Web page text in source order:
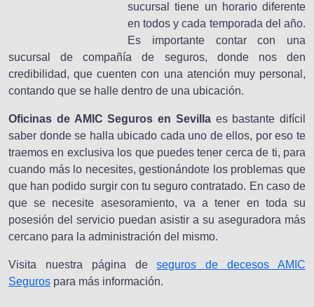
sucursal tiene un horario diferente
en todos y cada temporada del año.
Es importante contar con una
sucursal de compañía de seguros, donde nos den
credibilidad, que cuenten con una atención muy personal,
contando que se halle dentro de una ubicación.
Oficinas de AMIC Seguros en Sevillaes bastante difícil
saber donde se halla ubicado cada uno de ellos, por eso te
traemos en exclusiva los que puedes tener cerca de ti, para
cuando más lo necesites, gestionándote los problemas que
que han podido surgir con tu seguro contratado. En caso de
que se necesite asesoramiento, va a tener en toda su
posesión del servicio puedan asistir a su aseguradora más
cercano para la administración del mismo.
Visita nuestra página deseguros de decesos AMIC
Seguros para más información.